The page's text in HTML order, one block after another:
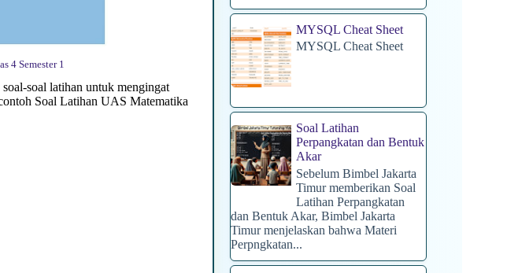
4 Semester 1
soal latihan untuk mengingat
Soal Latihan UAS Matematika
MYSQL Cheat Sheet
MYSQL Cheat Sheet
Soal Latihan
Perpangkatan dan Bentuk
Akar
Sebelum Bimbel Jakarta
Timur memberikan Soal
Latihan Perpangkatan
dan Bentuk Akar, Bimbel Jakarta
Timur menjelaskan bahwa Materi
Perpngkatan...